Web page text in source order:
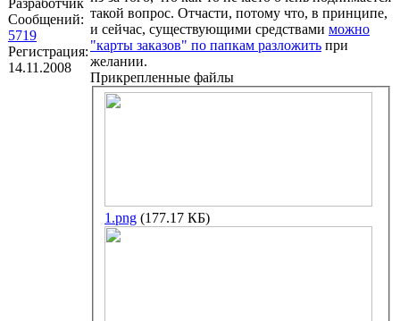
Сообщений:
5719
Регистрация:
14.11.2008
такой вопрос. Отчасти, потому что, в принципе,
и сейчас, существующими средствами можно
"карты заказов" по папкам разложить при
желании.
Прикрепленные файлы
1.png (177.17 КБ)